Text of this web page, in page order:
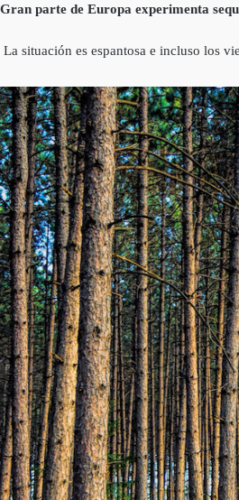
Gran parte de Europa experimenta
La situación es espantosa e incluso los